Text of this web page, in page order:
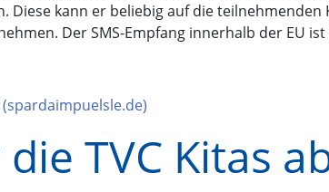
kann er beliebig auf die
Der SMS-Empfang innerhalb der EU
TVC Kitas